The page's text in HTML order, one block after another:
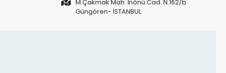
M.Çakmak Mah. İnönü Cad. N.162/b
Güngören- İSTANBUL